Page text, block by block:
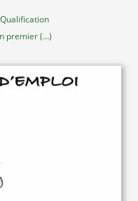
premier (…)